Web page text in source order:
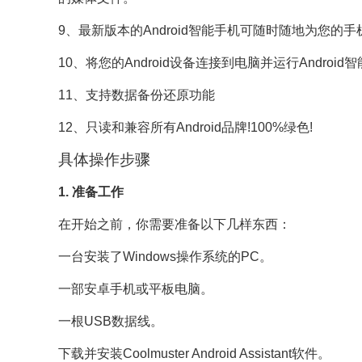
9、最新版本的Android智能手机可随时随地为您的手
10、将您的Android设备连接到电脑并运行Android智
11、支持数据备份还原功能
12、只读和兼容所有Android品牌!100%绿色!
具体操作步骤
1. 准备工作
在开始之前，你需要准备以下几样东西：
一台安装了Windows操作系统的PC。
一部安卓手机或平板电脑。
一根USB数据线。
下载并安装Coolmuster Android Assistant软件。